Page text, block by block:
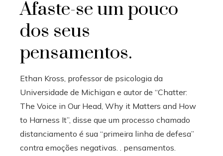
Afaste-se um pouco
dos seus
pensamentos.
Ethan Kross, professor de psicologia da
Universidade de Michigan e autor de “Chatter:
The Voice in Our Head, Why it Matters and How
to Harness It”, disse que um processo chamado
distanciamento é sua “primeira linha de defesa”
contra emoções negativas. . pensamentos.